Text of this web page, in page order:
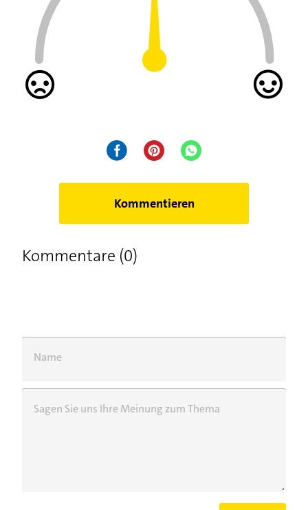
Kommentieren
Kommentare (0)
Name
Sagen Sie uns Ihre Meinung zum Thema